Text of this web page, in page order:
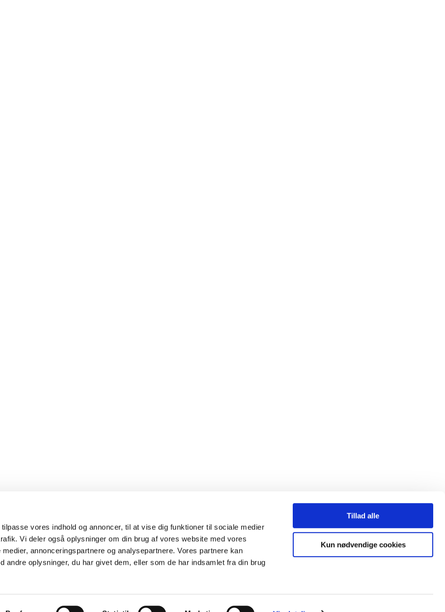
vores indhold og annoncer, til at vise dig funktioner til sociale medier
Vi deler også oplysninger om din brug af vores website med vores
annonceringspartnere og analysepartnere. Vores partnere kan
andre oplysninger, du har givet dem, eller som de har indsamlet fra din brug
Tillad alle
Kun nødvendige cookies
direktivets artikel 4.